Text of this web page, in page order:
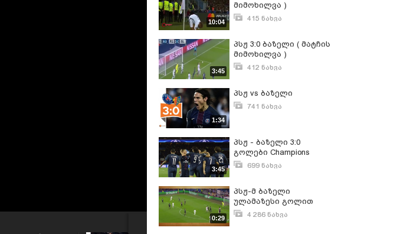
10:04
მიმოხილვა )
415 ნახვა
3:45
პსჟ 3:0 ბაზელი ( მატჩის
მიმოხილვა )
412 ნახვა
1:34
პსჟ vs ბაზელი
741 ნახვა
3:45
პსჟ - ბაზელი 3:0
გოლები Champions
League699 ნახვა
0:29
პსჟ-მ ბაზელი
ულამაზესი გოლით
დაამარცხა
4 286 ნახვა